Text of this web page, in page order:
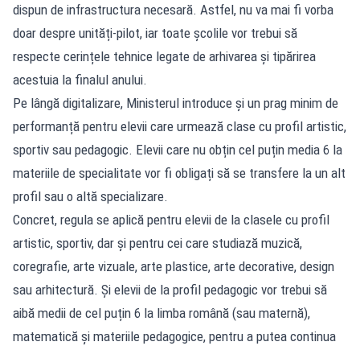
dispun de infrastructura necesară. Astfel, nu va mai fi vorba
doar despre unități-pilot, iar toate școlile vor trebui să
respecte cerințele tehnice legate de arhivarea și tipărirea
acestuia la finalul anului.
Pe lângă digitalizare, Ministerul introduce și un prag minim de
performanță pentru elevii care urmează clase cu profil artistic,
sportiv sau pedagogic. Elevii care nu obțin cel puțin media 6 la
materiile de specialitate vor fi obligați să se transfere la un alt
profil sau o altă specializare.
Concret, regula se aplică pentru elevii de la clasele cu profil
artistic, sportiv, dar și pentru cei care studiază muzică,
coregrafie, arte vizuale, arte plastice, arte decorative, design
sau arhitectură. Și elevii de la profil pedagogic vor trebui să
aibă medii de cel puțin 6 la limba română (sau maternă),
matematică și materiile pedagogice, pentru a putea continua